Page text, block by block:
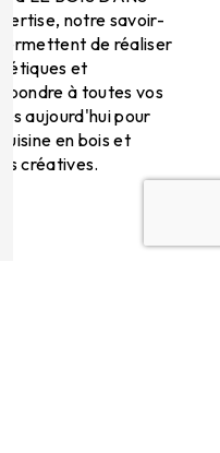
notre savoir-
de réaliser
et
à toutes vos
aujourd'hui pour
en bois et
créatives.